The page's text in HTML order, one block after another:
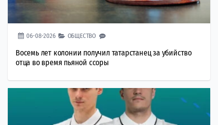
06-08-2026 ОБЩЕСТВО
Восемь лет колонии получил татарстанец за убийство
отца во время пьяной ссоры